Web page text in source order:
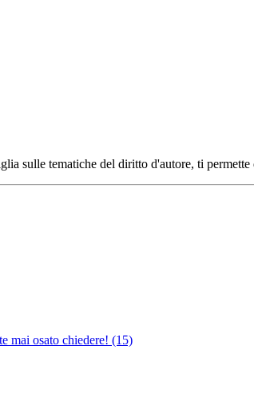
sulle tematiche del diritto d'autore, ti
mai osato chiedere! (15)